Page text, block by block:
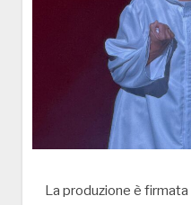
La produzione è firmata